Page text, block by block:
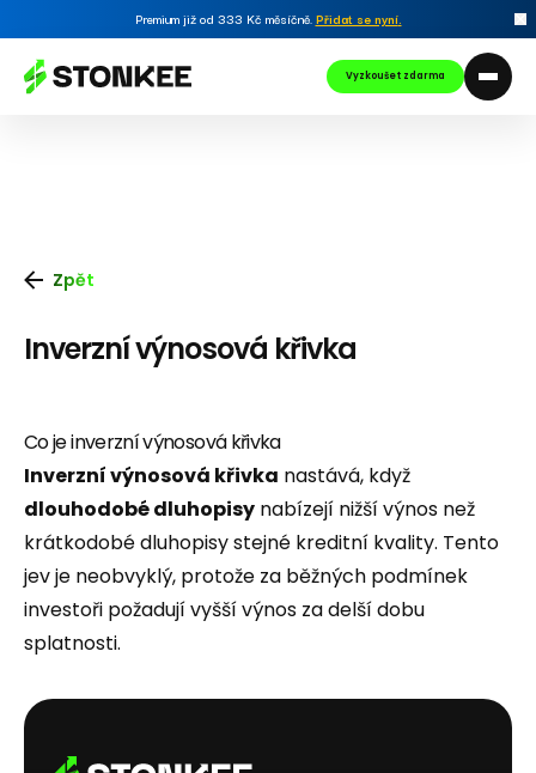
Premium již od 333 Kč měsíčně. Přidat se nyní.
Vyzkoušet zdarma
Zpět
Inverzní výnosová křivka
Co je inverzní výnosová křivka
Inverzní výnosová křivka nastává, když
dlouhodobé dluhopisy nabízejí nižší výnos než
krátkodobé dluhopisy stejné kreditní kvality. Tento
jev je neobvyklý, protože za běžných podmínek
investoři požadují vyšší výnos za delší dobu
splatnosti.